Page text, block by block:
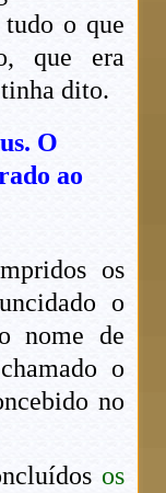
o que
que era
dito.
O
ao
os
o
nome de
o
no
os